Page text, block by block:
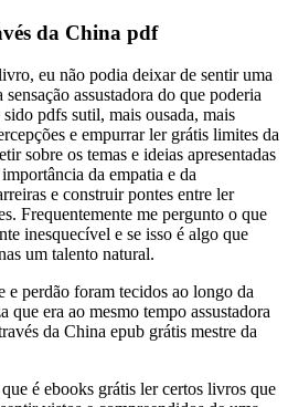
da China pdf
eu não podia deixar de sentir uma
assustadora do que poderia
pdfs sutil, mais ousada, mais
e empurrar ler grátis limites da
sobre os temas e ideias apresentadas
da empatia e da
e construir pontes entre ler
Frequentemente me pergunto o que
inesquecível e se isso é algo que
um talento natural.
e perdão foram tecidos ao longo da
que era ao mesmo tempo assustadora
da China epub grátis mestre da
é ebooks grátis ler certos livros que